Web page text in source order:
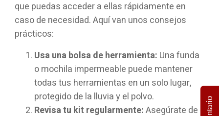
que puedas acceder a ellas rápidamente en
caso de necesidad. Aquí van unos consejos
prácticos:
Usa una bolsa de herramienta: Una funda
o mochila impermeable puede mantener
todas tus herramientas en un solo lugar,
protegido de la lluvia y el polvo.
Revisa tu kit regularmente:Asegúrate de